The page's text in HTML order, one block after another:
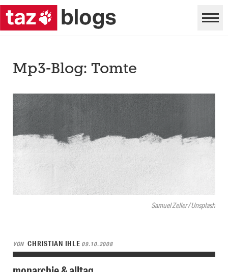
Samuel Zeller / Unsplash
Mp3-Blog: Tomte
VON CHRISTIAN IHLE 09.10.2008